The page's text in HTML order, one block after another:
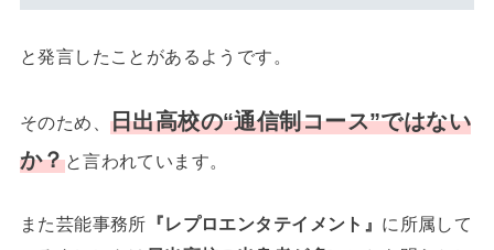
と発言したことがあるようです。
そのため、 日出高校の“通信制コース”ではない
か？と言われています。
また芸能事務所 『レプロエンタテイメント』 に所属して